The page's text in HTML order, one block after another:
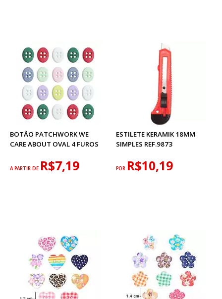
BOTÃO PATCHWORK WE
CARE ABOUT OVAL 4 FUROS
A PARTIR DE R$7,19
ESTILETE KERAMIK 18MM
SIMPLES REF.9873
POR R$10,19